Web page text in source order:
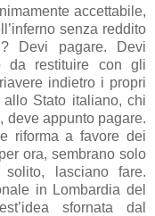
accettabile,
senza reddito
Devi pagare. Devi
da restituire con gli
indietro i propri
Stato italiano, chi
deve appunto pagare.
riforma a favore dei
ora, sembrano solo
lasciano fare.
in Lombardia del
sfornata dal